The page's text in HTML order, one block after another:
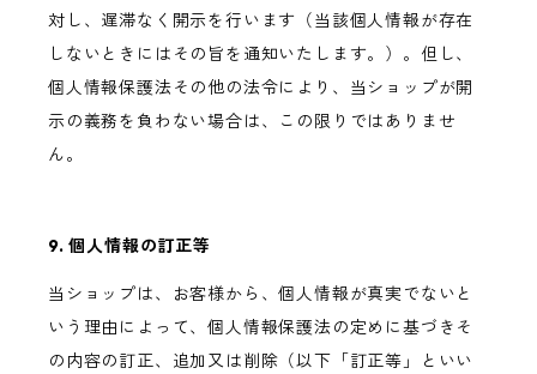
対し、遅滞なく開示を行います（当該個人情報が存在
しないときにはその旨を通知いたします。）。但し、
個人情報保護法その他の法令により、当ショップが開
示の義務を負わない場合は、この限りではありませ
ん。
9. 個人情報の訂正等
当ショップは、お客様から、個人情報が真実でないと
いう理由によって、個人情報保護法の定めに基づきそ
の内容の訂正、追加又は削除（以下「訂正等」といい